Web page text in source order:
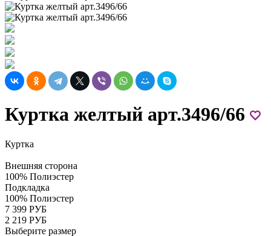
Куртка желтый арт.3496/66
Куртка
Внешняя сторона
100% Полиэстер
Подкладка
100% Полиэстер
7 399 РУБ
2 219 РУБ
Выберите размер